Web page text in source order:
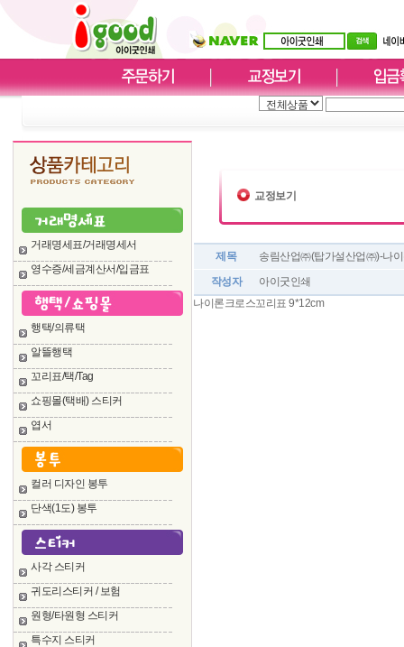
거래명세표/거래명세서
영수증/세금계산서/입금표
행택/의류택
알뜰행택
꼬리표/택/Tag
쇼핑몰(택배) 스티커
엽서
컬러 디자인 봉투
단색(1도) 봉투
사각 스티커
귀도리스티커 / 보험
원형/타원형 스티커
특수지 스티커
교정보기
제목
송림산업㈜(탑가설산업㈜)-나
작성자
아이굿인쇄
나이론크로스꼬리표 9*12cm